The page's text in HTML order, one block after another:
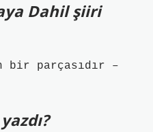
Dahil şiiri
parçasıdır –